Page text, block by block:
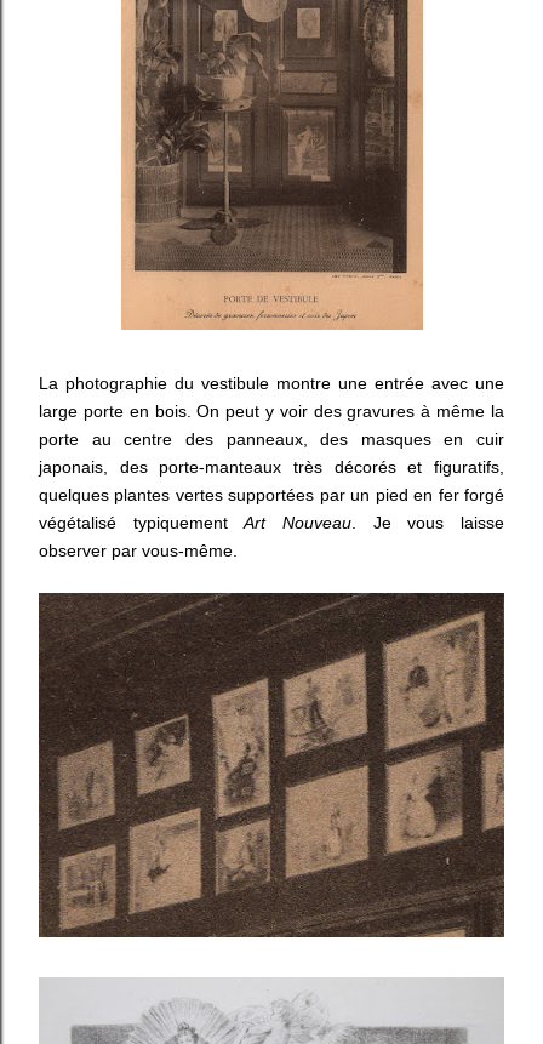
La photographie du vestibule montre une entrée avec une
large porte en bois. On peut y voir des gravures à même la
porte au centre des panneaux, des masques en cuir
japonais, des porte-manteaux très décorés et figuratifs,
quelques plantes vertes supportées par un pied en fer forgé
végétalisé typiquementArt Nouveau . Je vous laisse
observer par vous-même.